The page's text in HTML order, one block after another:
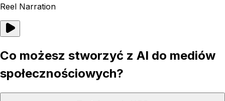
Reel Narration
Co możesz stworzyć z AI do mediów
społecznościowych?